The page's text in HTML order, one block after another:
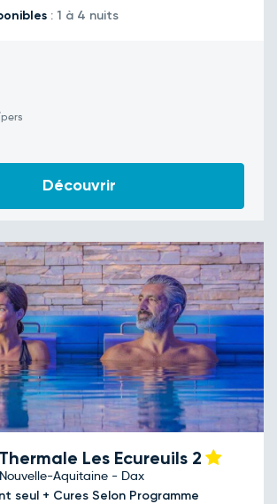
: 1 à 4 nuits
Découvrir
Les Ecureuils 2
Aquitaine - Dax
seul + Cures Selon Programme